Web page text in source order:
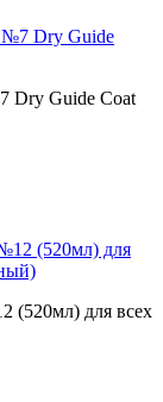
Dry Guide Coat
(520мл) для всех